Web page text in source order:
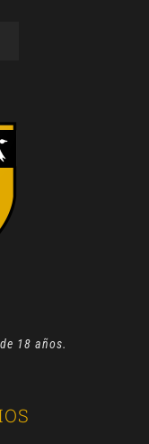
18 años.